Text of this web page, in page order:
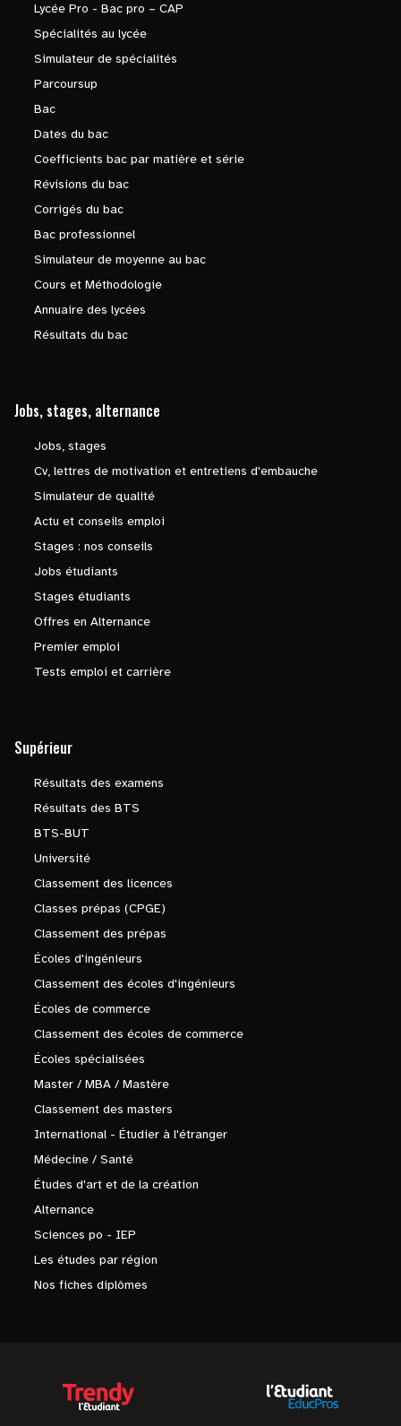
Lycée Pro - Bac pro – CAP
Spécialités au lycée
Simulateur de spécialités
Parcoursup
Bac
Dates du bac
Coefficients bac par matière et série
Révisions du bac
Corrigés du bac
Bac professionnel
Simulateur de moyenne au bac
Cours et Méthodologie
Annuaire des lycées
Résultats du bac
Jobs, stages, alternance
Jobs, stages
Cv, lettres de motivation et entretiens d'embauche
Simulateur de qualité
Actu et conseils emploi
Stages : nos conseils
Jobs étudiants
Stages étudiants
Offres en Alternance
Premier emploi
Tests emploi et carrière
Supérieur
Résultats des examens
Résultats des BTS
BTS-BUT
Université
Classement des licences
Classes prépas (CPGE)
Classement des prépas
Écoles d'ingénieurs
Classement des écoles d'ingénieurs
Écoles de commerce
Classement des écoles de commerce
Écoles spécialisées
Master / MBA / Mastère
Classement des masters
International - Étudier à l'étranger
Médecine / Santé
Études d'art et de la création
Alternance
Sciences po - IEP
Les études par région
Nos fiches diplômes